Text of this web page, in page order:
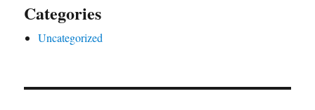
Categories
Uncategorized